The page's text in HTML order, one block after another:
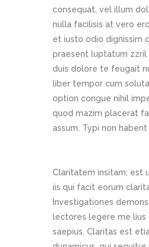
consequat, vel illum
nulla facilisis at vero
et iusto odio dignissim
praesent luptatum zzril
duis dolore te feugait
liber tempor cum
option congue nihil
quod mazim placerat
assum. Typi non habent
Claritatem insitam; est
iis qui facit eorum
Investigationes
lectores legere me lius
saepius. Claritas est